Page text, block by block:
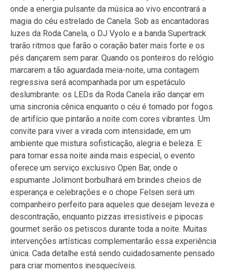
onde a energia pulsante da música ao vivo encontrará a
magia do céu estrelado de Canela. Sob as encantadoras
luzes da Roda Canela, o DJ Vyolo e a banda Supertrack
trarão ritmos que farão o coração bater mais forte e os
pés dançarem sem parar. Quando os ponteiros do relógio
marcarem a tão aguardada meia-noite, uma contagem
regressiva será acompanhada por um espetáculo
deslumbrante: os LEDs da Roda Canela irão dançar em
uma sincronia cênica enquanto o céu é tomado por fogos
de artifício que pintarão a noite com cores vibrantes. Um
convite para viver a virada com intensidade, em um
ambiente que mistura sofisticação, alegria e beleza. E
para tornar essa noite ainda mais especial, o evento
oferece um serviço exclusivo Open Bar, onde o
espumante Jolimont borbulhará em brindes cheios de
esperança e celebrações e o chope Felsen será um
companheiro perfeito para aqueles que desejam leveza e
descontração, enquanto pizzas irresistíveis e pipocas
gourmet serão os petiscos durante toda a noite. Muitas
intervenções artísticas complementarão essa experiência
única. Cada detalhe está sendo cuidadosamente pensado
para criar momentos inesquecíveis.